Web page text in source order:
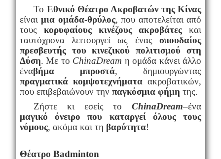
Το Εθνικό Θέατρο Ακροβατών της Κίνας
είναιμια ομάδα-θρύλος, που αποτελείται από
τους κορυφαίους κινέζους ακροβάτες και
ταυτόχρονα λειτουργεί ως έναςσπουδαίος
πρεσβευτής του κινεζικού πολιτισμού στη
Δύση. Με το ChinaDream η ομάδα κάνει άλλο
έναβήμα μπροστά, δημιουργώντας
πραγματικά κομψοτεχνήματα ακροβατικών,
που επιβεβαιώνουν την παγκόσμια φήμη της.
Ζήστε κι εσείς τοChinaDream–ένα
μαγικό όνειρο που καταργεί όλους τους
νόμους, ακόμα και τη βαρύτητα!
Θέατρο Badminton